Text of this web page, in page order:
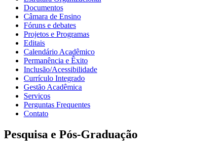
Documentos
Câmara de Ensino
Fóruns e debates
Projetos e Programas
Editais
Calendário Acadêmico
Permanência e Êxito
Inclusão/Acessibilidade
Currículo Integrado
Gestão Acadêmica
Serviços
Perguntas Frequentes
Contato
Pesquisa e Pós-Graduação